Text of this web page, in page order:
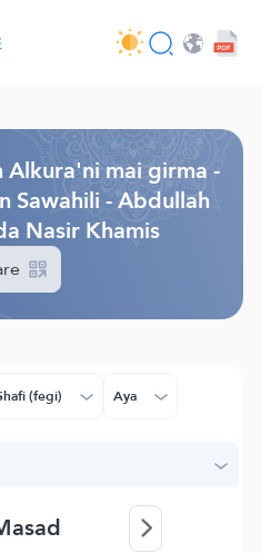
fassarorin
- API
aikin
Alkura'ni mai girma -
Sawahili - Abdullah
Nasir Khamis
(fegi) Aya